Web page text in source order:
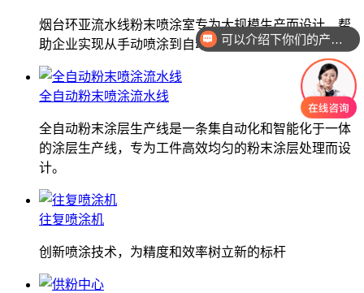
烟台环亚流水线粉末喷涂室专为大规模生产而设计，帮
助企业实现从手动喷涂到自动化生产的跨越式升级。
全自动粉末喷涂流水线
全自动粉末涂层生产线是一条集自动化和智能化于一体
的涂层生产线，专为工件高效均匀的粉末涂层处理而设
计。
往复喷涂机
创新喷涂技术，为精度和效率树立新的标杆